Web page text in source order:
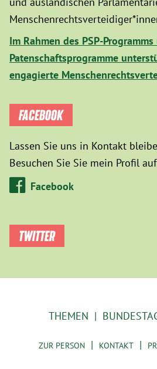
Im Rahmen des PSP-
Patenschaftsprogramme
engagierte
FACEBOOK
Lassen Sie uns in Kontakt
Besuchen Sie Sie mein Profil auf
Facebook
TWITTER
THEMEN
ZUR PERSON KONTAKT